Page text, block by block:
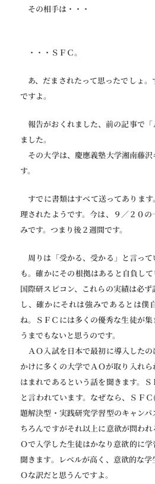
その相手は・・・
・・・ＳＦＣ。
あ、だまされたって思ったでしょ
ですよ。
報告がおくれました、前の記事で「
ました。
その大学は、慶應義塾大学湘南藤
す。
すでに書類はすべて送ってありま
理されたようです。今は、９／２０
みです。つまり後２週間です。
周りは「受かる、受かる」と言っ
も。確かにその根拠はあると自負して
国際研スピコン、これらの実績は必
し、確かにそれは強みであるとは僕
ね。ＳＦＣには多くの優秀な生徒が
うまでもないと思うのです。
ＡＯ入試を日本で最初に導入したの
かけに多くの大学でＡＯが取り入れ
はまれであるという話を聞きます。
と言われています。なぜなら、ＳＦ
題解決型・実践研究学習型のキャン
ちろんですがそれ以上に意欲が問わ
Ｏで入学した生徒はかなり意欲的に
聞きます。レベルが高く、意欲的な
Ｏな訳だと思うんですよ。